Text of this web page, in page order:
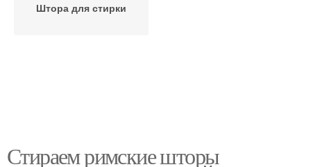
Штора для стирки
Стираем римские шторы